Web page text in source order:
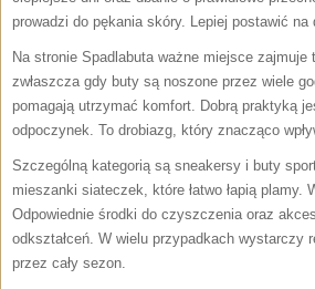
prowadzi do pękania skóry. Lepiej postawić
Na stronie Spadlabuta ważne miejsce
zwłaszcza gdy buty są noszone przez wiele
pomagają utrzymać komfort. Dobrą praktyką
odpoczynek. To drobiazg, który znacząco
Szczególną kategorią są sneakersy i buty
mieszanki siateczek, które łatwo łapią
Odpowiednie środki do czyszczenia oraz
odkształceń. W wielu przypadkach wystarczy
przez cały sezon.